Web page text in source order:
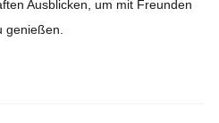
Ausblicken, um mit Freunden
genießen.